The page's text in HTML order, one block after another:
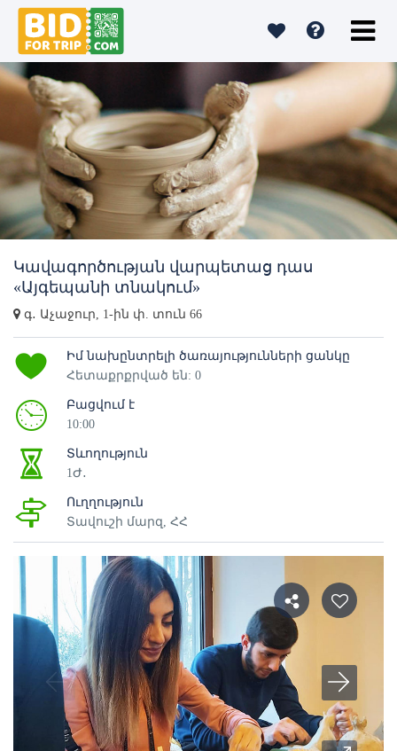
Կավագործության վարպետաց դաս
«Այգեպանի տնակում»
գ․ Աչաջուր, 1-ին փ. տուն 66
Իմ նախընտրելի ծառայությունների ցանկը
Հետաքրքրված են: 0
Բացվում է
10:00
Տևողություն
1Ժ․
Ուղղություն
Տավուշի մարզ, ՀՀ